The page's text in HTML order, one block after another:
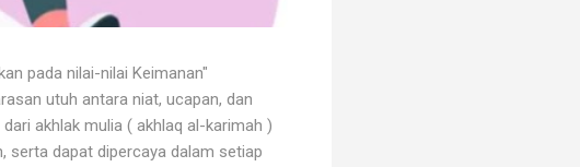
pada nilai-nilai Keimanan"
utuh antara niat, ucapan, dan
akhlak mulia ( akhlaq al-karimah )
serta dapat dipercaya dalam setiap